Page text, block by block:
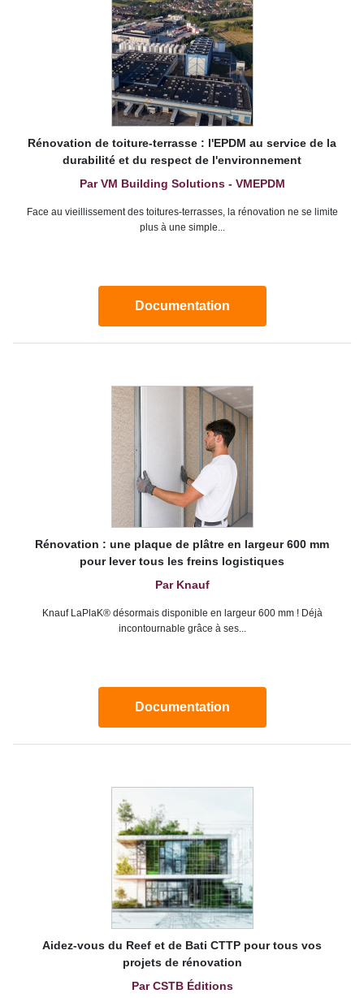
Rénovation de toiture-terrasse : l'EPDM au service de la
durabilité et du respect de l'environnement
Par VM Building Solutions - VMEPDM
Face au vieillissement des toitures-terrasses, la rénovation ne se limite
plus à une simple...
Documentation
Rénovation : une plaque de plâtre en largeur 600 mm
pour lever tous les freins logistiques
Par Knauf
Knauf LaPlaK® désormais disponible en largeur 600 mm ! Déjà
incontournable grâce à ses...
Documentation
Aidez-vous du Reef et de Bati CTTP pour tous vos
projets de rénovation
Par CSTB Éditions